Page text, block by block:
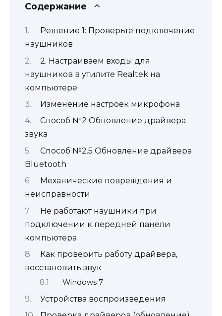
Содержание
Решение 1: Проверьте подключение
наушников
2. Настраиваем входы для
наушников в утилите Realtek на
компьютере
Изменение настроек микрофона
Способ №2 Обновление драйвера
звука
Способ №2.5 Обновление драйвера
Bluetooth
Механические повреждения и
неисправности
Не работают наушники при
подключении к передней панели
компьютера
Как проверить работу драйвера,
восстановить звук
Windows 7
Устройства воспроизведения